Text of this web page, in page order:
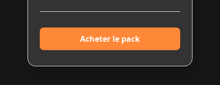
Acheter le pack